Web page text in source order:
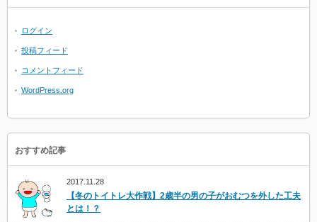
ログイン
投稿フィード
コメントフィード
WordPress.org
おすすめ記事
2017.11.28
【冬のトイトレ大作戦】2歳半の男の子がおむつを外した工夫
とは！？